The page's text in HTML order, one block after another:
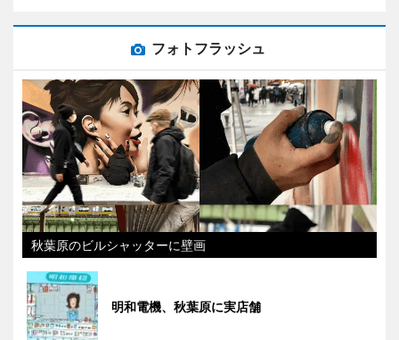
フォトフラッシュ
秋葉原のビルシャッターに壁画
明和電機、秋葉原に実店舗